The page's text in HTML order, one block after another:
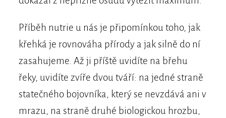
Příběh nutrie u nás je připomínkou toho, jak
křehká je rovnováha přírody a jak silně do ní
zasahujeme. Až ji příště uvidíte na břehu
řeky, uvidíte zvíře dvou tváří: na jedné straně
statečného bojovníka, který se nevzdává ani v
mrazu, na straně druhé biologickou hrozbu,